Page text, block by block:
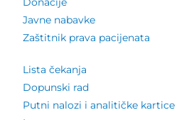
Javne nabavke
Zaštitnik prava pacijenata
Lista čekanja
Dopunski rad
Putni nalozi i analitičke kartice